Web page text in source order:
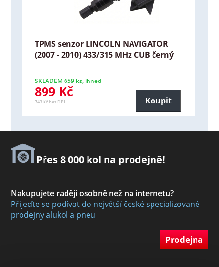
TPMS senzor LINCOLN NAVIGATOR
(2007 - 2010) 433/315 MHz CUB černý
SKLADEM 659 ks, ihned
899 Kč
743 Kč bez DPH Koupit
Přes 8 000 kol na prodejně!
Nakupujete raději osobně než na internetu?
Přijeďte se podívat do největší české specializované
prodejny alukol a pneu
Prodejna